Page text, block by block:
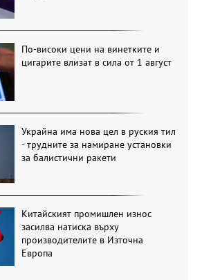
По-високи цени на винетките и
цигарите влизат в сила от 1 август
Украйна има нова цел в руския тил
- трудните за намиране установки
за балистични ракети
Китайският промишлен износ
засилва натиска върху
производителите в Източна
Европа